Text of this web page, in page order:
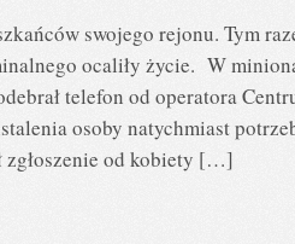
swojego rejonu. Tym
ocaliły życie. W
telefon od operatora
osoby natychmiast
zgłoszenie od kobiety […]